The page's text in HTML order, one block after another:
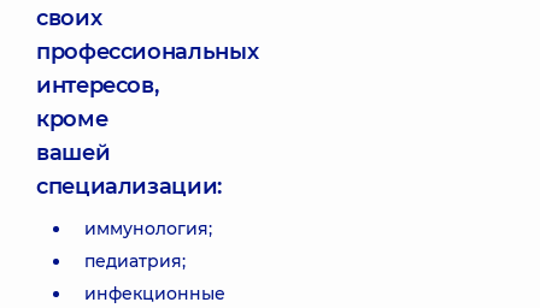
своих
профессиональных
интересов,
кроме
вашей
специализации:
иммунология;
педиатрия;
инфекционные